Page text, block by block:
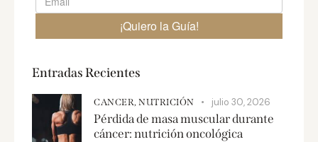
Entradas Recientes
CANCER, NUTRICIÓN julio 30, 2026
Pérdida de masa muscular durante
cáncer: nutrición oncológica